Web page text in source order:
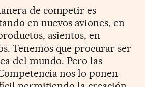
de competir es
en nuevos aviones, en
asientos, en
Tenemos que procurar ser
del mundo. Pero las
nos lo ponen